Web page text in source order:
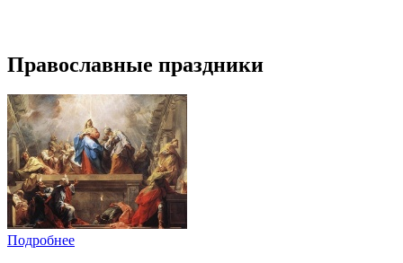
Православные праздники
Подробнее